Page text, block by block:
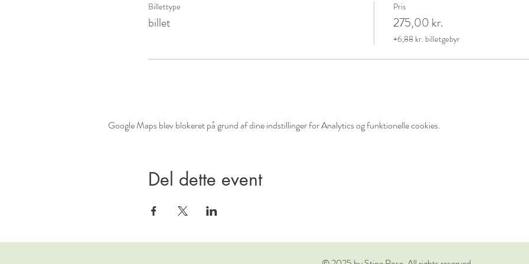
Billettype
billet
Pris
275,00 kr.
+6,88 kr. billetgebyr
Google Maps blev blokeret på grund af dine indstillinger for Analytics og funktionelle cookies.
Del dette event